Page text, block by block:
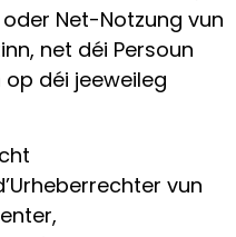
Net-Notzung vun
net déi Persoun
op déi jeeweileg
vun